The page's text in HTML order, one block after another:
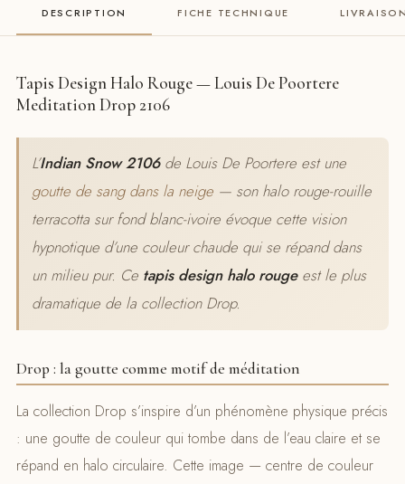
DESCRIPTION FICHE TECHNIQUE
Tapis Design Halo Rouge — Louis De Poortere
Meditation Drop 2106
L’Indian Snow 2106de Louis De Poortere est une
goutte de sang dans la neige— son halo rouge-rouille
terracotta sur fond blanc-ivoire évoque cette vision
hypnotique d’une couleur chaude qui se répand dans
un milieu pur. Ce tapis design halo rougeest le plus
dramatique de la collection Drop.
Drop : la goutte comme motif de méditation
La collection Drop s’inspire d’un phénomène physique précis
: une goutte de couleur qui tombe dans de l’eau claire et se
répand en halo circulaire. Cette image — centre de couleur